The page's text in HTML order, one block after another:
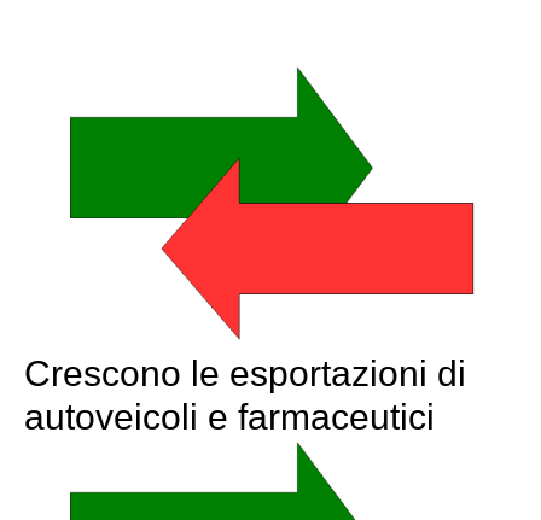
Crescono le esportazioni di
autoveicoli e farmaceutici